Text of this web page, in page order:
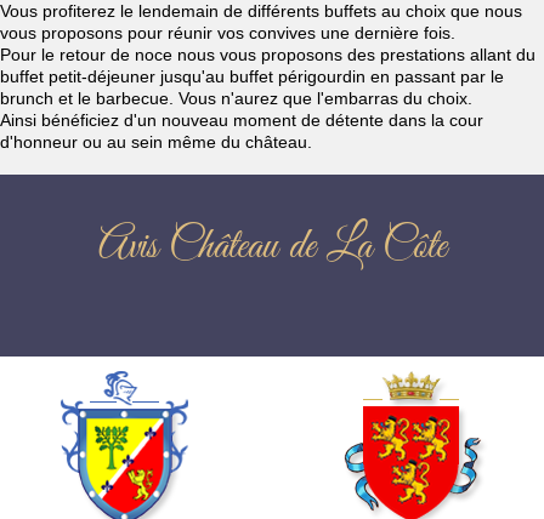
Vous profiterez le lendemain de différents buffets au choix que nous
vous proposons pour réunir vos convives une dernière fois.
Pour le retour de noce nous vous proposons des prestations allant du
buffet petit-déjeuner jusqu'au buffet périgourdin en passant par le
brunch et le barbecue. Vous n'aurez que l'embarras du choix.
Ainsi bénéficiez d'un nouveau moment de détente dans la cour
d'honneur ou au sein même du château.
Avis Château de La Côte